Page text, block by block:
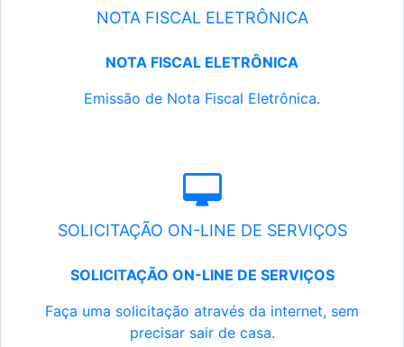
NOTA FISCAL ELETRÔNICA
NOTA FISCAL ELETRÔNICA
Emissão de Nota Fiscal Eletrônica.
SOLICITAÇÃO ON-LINE DE SERVIÇOS
SOLICITAÇÃO ON-LINE DE SERVIÇOS
Faça uma solicitação através da internet, sem
precisar sair de casa.